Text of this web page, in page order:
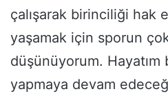
çalışarak birinciliği hak
yaşamak için sporun
düşünüyorum. Hayatım
yapmaya devam